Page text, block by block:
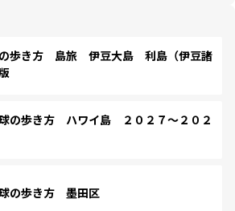
歩き方 島旅 伊豆大島 利島（伊豆諸
の歩き方 ハワイ島 ２０２７～２０２
の歩き方 墨田区